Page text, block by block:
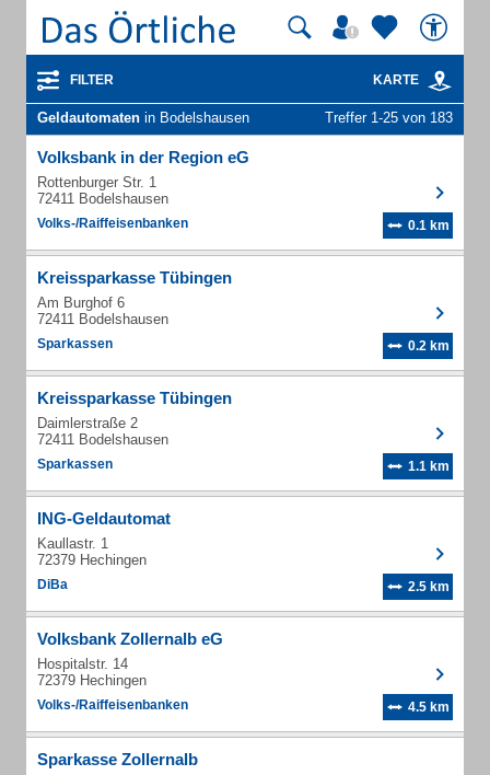
FILTER KARTE
Geldautomaten in Bodelshausen Treffer 1-25 von 183
Volksbank in der Region eG
Rottenburger Str. 1
72411 Bodelshausen
Volks-/Raiffeisenbanken 0.1 km
Kreissparkasse Tübingen
Am Burghof 6
72411 Bodelshausen
Sparkassen 0.2 km
Kreissparkasse Tübingen
Daimlerstraße 2
72411 Bodelshausen
Sparkassen 1.1 km
ING-Geldautomat
Kaullastr. 1
72379 Hechingen
DiBa 2.5 km
Volksbank Zollernalb eG
Hospitalstr. 14
72379 Hechingen
Volks-/Raiffeisenbanken 4.5 km
Sparkasse Zollernalb